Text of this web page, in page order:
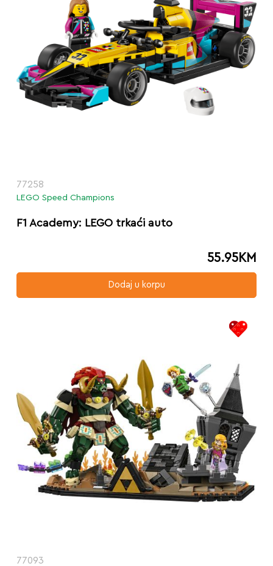
77258
LEGO Speed Champions
F1 Academy: LEGO trkaći auto
55.95KM
Dodaj u korpu
77093